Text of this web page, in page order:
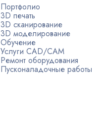
Портфолио
3D печать
3D сканирование
3D моделирование
Обучение
Услуги CAD/CAM
Ремонт оборудования
Пусконаладочные работы